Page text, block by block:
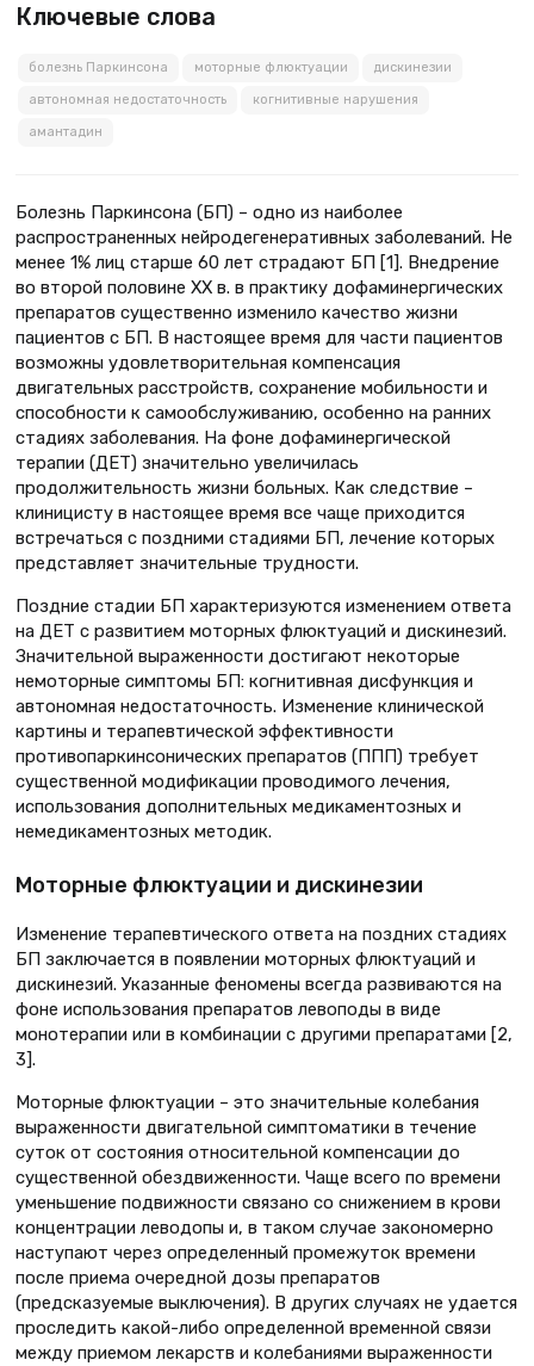
Ключевые слова
болезнь Паркинсона моторные флюктуации дискинезии
автономная недостаточность когнитивные нарушения
амантадин
Болезнь Паркинсона (БП) – одно из наиболее
распространенных нейродегенеративных заболеваний. Не
менее 1% лиц старше 60 лет страдают БП [1]. Внедрение
во второй половине ХХ в. в практику дофаминергических
препаратов существенно изменило качество жизни
пациентов с БП. В настоящее время для части пациентов
возможны удовлетворительная компенсация
двигательных расстройств, сохранение мобильности и
способности к самообслуживанию, особенно на ранних
стадиях заболевания. На фоне дофаминергической
терапии (ДЕТ) значительно увеличилась
продолжительность жизни больных. Как следствие –
клиницисту в настоящее время все чаще приходится
встречаться с поздними стадиями БП, лечение которых
представляет значительные трудности.
Поздние стадии БП характеризуются изменением ответа
на ДЕТ с развитием моторных флюктуаций и дискинезий.
Значительной выраженности достигают некоторые
немоторные симптомы БП: когнитивная дисфункция и
автономная недостаточность. Изменение клинической
картины и терапевтической эффективности
противопаркинсонических препаратов (ППП) требует
существенной модификации проводимого лечения,
использования дополнительных медикаментозных и
немедикаментозных методик.
Моторные флюктуации и дискинезии
Изменение терапевтического ответа на поздних стадиях
БП заключается в появлении моторных флюктуаций и
дискинезий. Указанные феномены всегда развиваются на
фоне использования препаратов левоподы в виде
монотерапии или в комбинации с другими препаратами [2,
3].
Моторные флюктуации – это значительные колебания
выраженности двигательной симптоматики в течение
суток от состояния относительной компенсации до
существенной обездвиженности. Чаще всего по времени
уменьшение подвижности связано со снижением в крови
концентрации леводопы и, в таком случае закономерно
наступают через определенный промежуток времени
после приема очередной дозы препаратов
(предсказуемые выключения). В других случаях не удается
проследить какой-либо определенной временной связи
между приемом лекарств и колебаниями выраженности